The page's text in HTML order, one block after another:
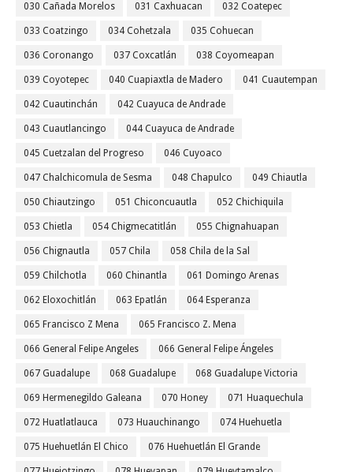
030 Cañada Morelos 031 Caxhuacan 032 Coatepec
033 Coatzingo 034 Cohetzala 035 Cohuecan
036 Coronango 037 Coxcatlán 038 Coyomeapan
039 Coyotepec 040 Cuapiaxtla de Madero 041 Cuautempan
042 Cuautinchán 042 Cuayuca de Andrade
043 Cuautlancingo 044 Cuayuca de Andrade
045 Cuetzalan del Progreso 046 Cuyoaco
047 Chalchicomula de Sesma 048 Chapulco 049 Chiautla
050 Chiautzingo 051 Chiconcuautla 052 Chichiquila
053 Chietla 054 Chigmecatitlán 055 Chignahuapan
056 Chignautla 057 Chila 058 Chila de la Sal
059 Chilchotla 060 Chinantla 061 Domingo Arenas
062 Eloxochitlán 063 Epatlán 064 Esperanza
065 Francisco Z Mena 065 Francisco Z. Mena
066 General Felipe Angeles 066 General Felipe Ángeles
067 Guadalupe 068 Guadalupe 068 Guadalupe Victoria
069 Hermenegildo Galeana 070 Honey 071 Huaquechula
072 Huatlatlauca 073 Huauchinango 074 Huehuetla
075 Huehuetlán El Chico 076 Huehuetlán El Grande